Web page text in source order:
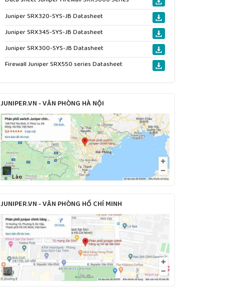
Juniper SRX320-SYS-JB Datasheet
Juniper SRX345-SYS-JB Datasheet
Juniper SRX300-SYS-JB Datasheet
Firewall Juniper SRX550 series Datasheet
JUNIPER.VN - VĂN PHÒNG HÀ NỘI
JUNIPER.VN - VĂN PHÒNG HỒ CHÍ MINH